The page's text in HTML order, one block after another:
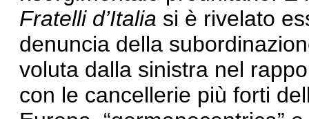
Fratelli d’Italia si è rivelato
denuncia della
voluta dalla sinistra nel
con le cancellerie più forti